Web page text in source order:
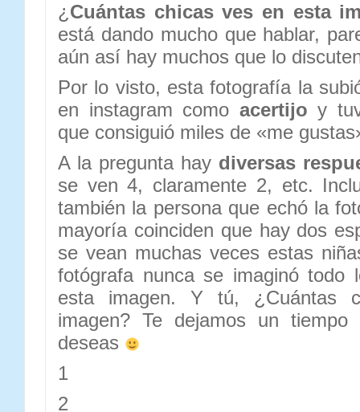
¿ Cuántas chicas ves en esta
está dando mucho que hablar,
aún así hay muchos que lo
Por lo visto, esta fotografía la
en instagram como acertijo y
que consiguió miles de «me
A la pregunta hay diversas
se ven 4, claramente 2, etc.
también la persona que echó la
mayoría coinciden que hay dos
se vean muchas veces estas
fotógrafa nunca se imaginó todo
esta imagen. Y tú, ¿Cuántas
imagen? Te dejamos un
deseas
1
2